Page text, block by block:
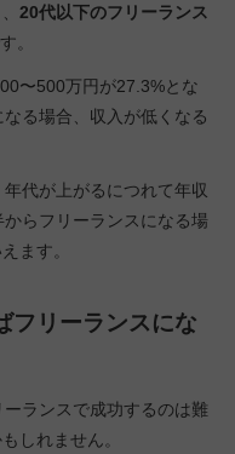
20代以下のフリーランス
。
〜500万円が27.3%とな
る場合、収入が低くなる
代が上がるにつれて年収
らフリーランスになる場
ます。
フリーランスにな
ランスで成功するのは難
しれません。